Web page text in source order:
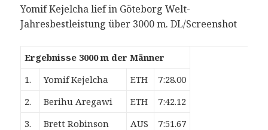
Yomif Kejelcha lief in Göteborg Welt-
Jahresbestleistung über 3000 m. DL/Screenshot
Ergebnisse 3000 m der Männer
1.
Yomif Kejelcha ETH
7:28.00
2.
Berihu Aregawi ETH
7:42.12
3.
Brett Robinson AUS
7:51.67